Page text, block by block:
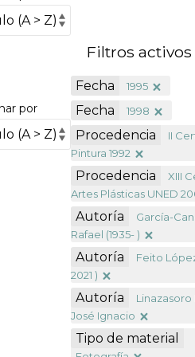
por
Filtros activos
Fecha 1995
Fecha 1998
Procedencia
II
Pintura 1992
Procedencia
XIII
Artes Plásticas UNED
Autoría
García-
Rafael (1935- )
Autoría
Feito
2021 )
Autoría
Linazasoro
José Ignacio
Tipo de material